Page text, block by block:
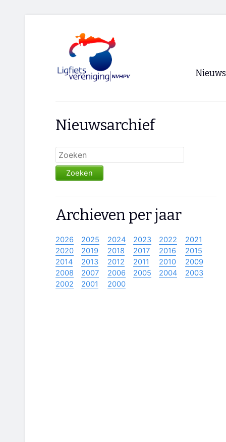
Nieuws
Nieuwsarchief
Zoeken
Archieven per jaar
2026 2025 2024 2023 2022
2021
2020
2019 2018 2017 2016
2015
2014
2013 2012 2011 2010
2009
2008
2007 2006 2005 2004
2003
2002
2001 2000